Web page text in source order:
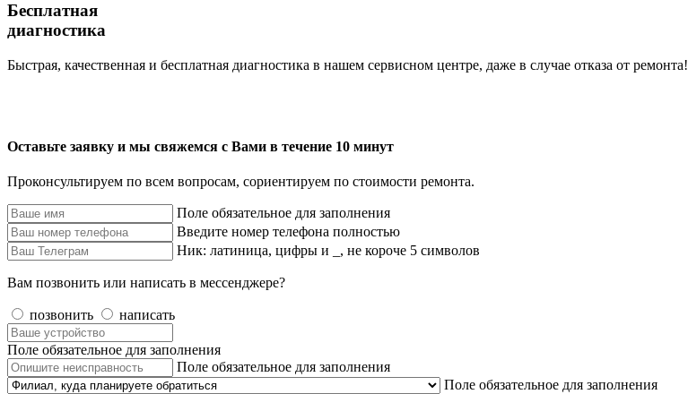
Бесплатная
диагностика
Быстрая, качественная и бесплатная диагностика в нашем сервисном центре, даже в случае отказа от ремонта!
Оставьте заявку и мы свяжемся с Вами в течение 10 минут
Проконсультируем по всем вопросам, сориентируем по стоимости ремонта.
Поле обязательное для заполнения
Введите номер телефона полностью
Ник: латиница, цифры и _, не короче 5 символов
Вам позвонить или написать в мессенджере?
позвонить написать
Поле обязательное для заполнения
Поле обязательное для заполнения
Поле обязательное для заполнения